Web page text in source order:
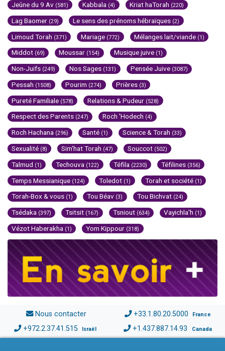
Jeûne du 9 Av (581) Kabbala (4) Kriat haTorah (220)
Lag Baomer (29) Le sens des prénoms hébraïques (2)
Limoud Torah (371) Mariage (772) Mélanges lait/viande (1)
Middot (69) Moussar (154) Musique juive (1)
Non-Juifs (249) Nos Sages (131) Pensée Juive (3087)
Pessah (1508) Pourim (274) Prières (3)
Pureté Familiale (578) Relations & Pudeur (528)
Respect des Parents (247) Roch 'Hodech (4)
Roch Hachana (296) Santé (1) Science & Torah (33)
Sexualité (8) Sim'hat Torah (47) Souccot (502)
Talmud (1) Techouva (122) Téfila (2230) Téfilines (356)
Temps Messianique (124) Toledot (1) Torah et société (1)
Torah-Box & vous (1) Tou Béav (3) Tou Bichvat (24)
Tsédaka (397) Tsitsit (167) Tsniout (634) Vayichla'h (1)
Vézot Haberakha (1) Yom Kippour (318)
Nous contacter +33.1.80.20.5000 France
+972.2.37.41.515 Israël +1.437.887.14.93 Canada